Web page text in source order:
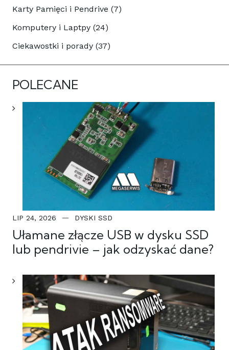
Karty Pamięci i Pendrive (7)
Komputery i Laptpy (24)
Ciekawostki i porady (37)
POLECANE
LIP 24, 2026 DYSKI SSD
Ułamane złącze USB w dysku SSD
lub pendrivie – jak odzyskać dane?